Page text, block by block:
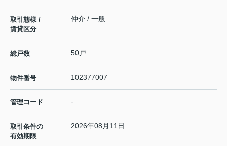
取引態様 /
賃貸区分
仲介 / 一般
総戸数 50戸
物件番号 102377007
管理コード -
取引条件の
有効期限
2026年08月11日